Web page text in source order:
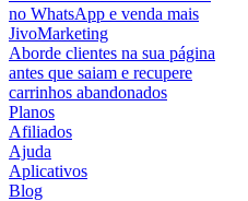
no WhatsApp e venda mais
JivoMarketing
Aborde clientes na sua página
antes que saiam e recupere
carrinhos abandonados
Planos
Afiliados
Ajuda
Aplicativos
Blog